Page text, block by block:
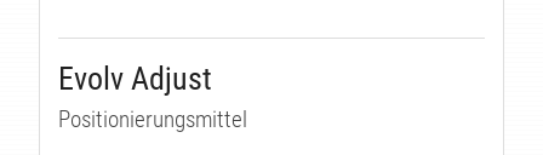
Evolv Adjust
Positionierungsmittel